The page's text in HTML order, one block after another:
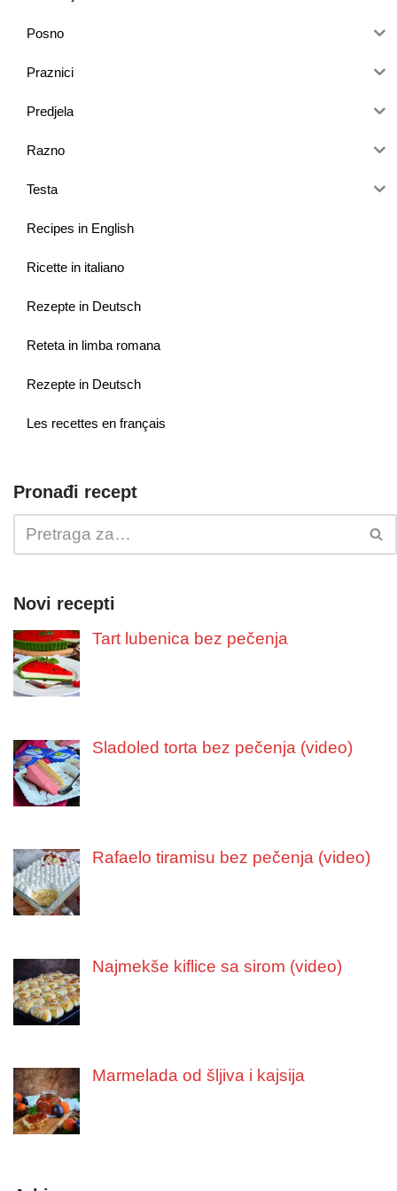
Posno
Praznici
Predjela
Razno
Testa
Recipes in English
Ricette in italiano
Rezepte in Deutsch
Reteta in limba romana
Rezepte in Deutsch
Les recettes en français
Pronađi recept
Novi recepti
Tart lubenica bez pečenja
Sladoled torta bez pečenja (video)
Rafaelo tiramisu bez pečenja (video)
Najmekše kiflice sa sirom (video)
Marmelada od šljiva i kajsija